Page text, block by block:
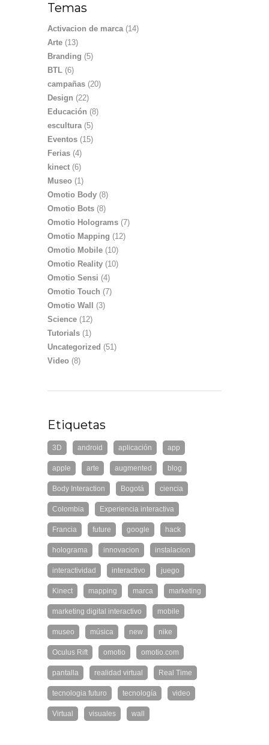
Temas
Activacion de marca(14)
Arte (13)
Branding (5)
BTL (6)
campañas (20)
Design (22)
Educación (8)
escultura(5)
Eventos (15)
Ferias (4)
kinect (6)
Museo (1)
Omotio Body (8)
Omotio Bots (8)
Omotio Holograms (7)
Omotio Mapping (12)
Omotio Mobile (10)
Omotio Reality (10)
Omotio Sensi (4)
Omotio Touch (7)
Omotio Wall
(3)
Science (12)
Tutorials (1)
Uncategorized (51)
Video (8)
Etiquetas
3D android aplicación app
apple arte augmented blog
Body Interaction Bogotá ciencia
Colombia Experiencia interactiva
Francia future google hack
holograma innovacion instalacion
interactividad interactivo juego
Kinect mapping marca marketing
marketing digital interactivo mobile
museo música new nike
Oculus Rift omotio omotio.com
pantalla realidad virtual Real Time
tecnologia futuro tecnología video
Virtual visuales wall